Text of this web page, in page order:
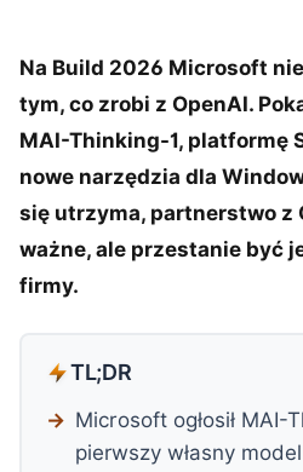
Na Build 2026 Microsoft
tym, co zrobi z OpenAI.
MAI-Thinking-1, platformę
nowe narzędzia dla
się utrzyma, partnerstwo z
ważne, ale przestanie być
firmy.
TL;DR
Microsoft ogłosił MAI-
pierwszy własny